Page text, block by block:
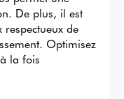
De plus, il est
de
Optimisez
la fois